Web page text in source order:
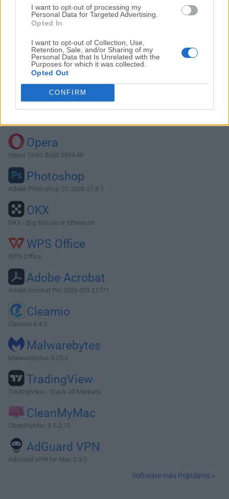
I want to opt-out of processing my
Personal Data for Targeted Advertising.
Opted In
I want to opt-out of Collection, Use,
Retention, Sale, and/or Sharing of my
Personal Data that Is Unrelated with the
Purposes for which it was collected.
Opted Out
CONFIRM
Descargar SQLite 3.39.3
¿Por qué se publica esta aplicación en FileHorse? (
información
Opera
Opera 134.0 Build 5954.46
Photoshop
Adobe Photoshop CC 2026 27.9.1
OKX
OKX - Buy Bitcoin or Ethereum
WPS Office
WPS Office
Adobe Acrobat
Adobe Acrobat Pro 2026.001.21771
Cleamio
Cleamio 3.4.0
Malwarebytes
Malwarebytes 5.25.2
TradingView
TradingView - Track All Markets
CleanMyMac
CleanMyMac X 5.2.10
AdGuard VPN
AdGuard VPN for Mac 2.9.0
Software más Populares »